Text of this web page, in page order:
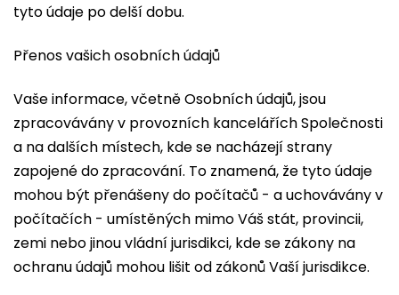
tyto údaje po delší dobu.
Přenos vašich osobních údajů
Vaše informace, včetně Osobních údajů, jsou
zpracovávány v provozních kancelářích Společnosti
a na dalších místech, kde se nacházejí strany
zapojené do zpracování. To znamená, že tyto údaje
mohou být přenášeny do počítačů - a uchovávány v
počítačích - umístěných mimo Váš stát, provincii,
zemi nebo jinou vládní jurisdikci, kde se zákony na
ochranu údajů mohou lišit od zákonů Vaší jurisdikce.